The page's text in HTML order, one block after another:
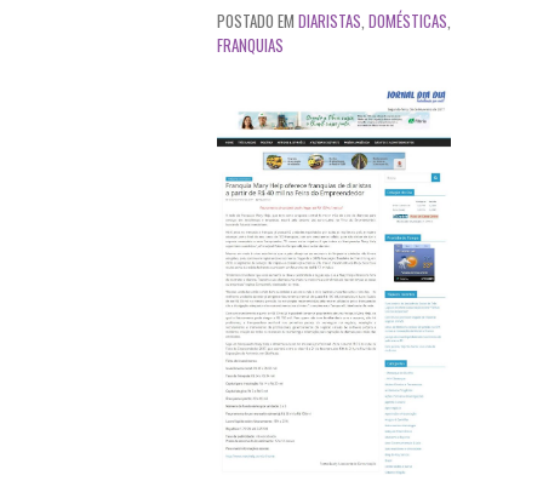
POSTADO EM DIARISTAS, DOMÉSTICAS,
FRANQUIAS